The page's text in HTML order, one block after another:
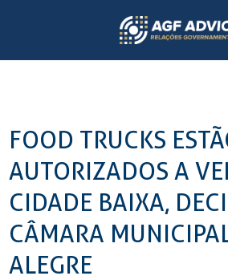
FOOD TRUCKS
AUTORIZADOS A
CIDADE BAIXA,
CÂMARA
ALEGRE